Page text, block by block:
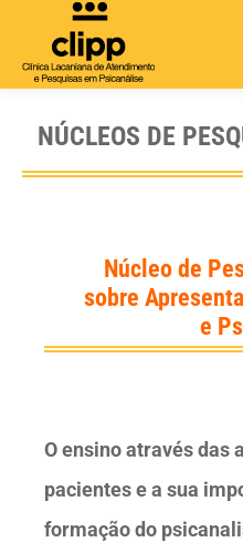
NÚCLEOS DE
Núcleo de
sobre
e
O ensino através das
pacientes e a sua
formação do